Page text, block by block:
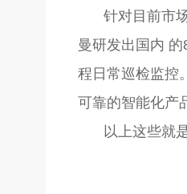
针对目前市
曼研发出国内
程日常巡检监控
可靠的智能化产
以上这些就